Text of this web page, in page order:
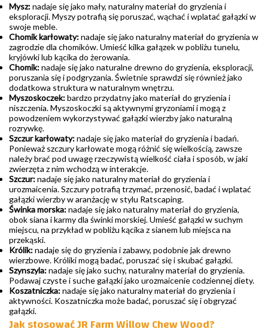
Mysz:nadaje się jako mały, naturalny materiał do gryzienia i
eksploracji. Myszy potrafią się poruszać, wąchać i wplatać gałązki w
swoje meble.
Chomik karłowaty:nadaje się jako naturalny materiał do gryzienia w
zagrodzie dla chomików. Umieść kilka gałązek w pobliżu tunelu,
kryjówki lub kącika do żerowania.
Chomik:nadaje się jako naturalne drewno do gryzienia, eksploracji,
poruszania się i podgryzania. Świetnie sprawdzi się również jako
dodatkowa struktura w naturalnym wnętrzu.
Myszoskoczek:bardzo przydatny jako materiał do gryzienia i
niszczenia. Myszoskoczki są aktywnymi gryzoniami i mogą z
powodzeniem wykorzystywać gałązki wierzby jako naturalną
rozrywkę.
Szczur karłowaty:nadaje się jako materiał do gryzienia i badań.
Ponieważ szczury karłowate mogą różnić się wielkością, zawsze
należy brać pod uwagę rzeczywistą wielkość ciała i sposób, w jaki
zwierzęta z nim wchodzą w interakcje.
Szczur:nadaje się jako naturalny materiał do gryzienia i
urozmaicenia. Szczury potrafią trzymać, przenosić, badać i wplatać
gałązki wierzby w aranżację w stylu Ratscaping.
Świnka morska:nadaje się jako naturalny materiał do gryzienia,
obok siana i karmy dla świnki morskiej. Umieść gałązki w suchym
miejscu, na przykład w pobliżu kącika z sianem lub miejsca na
przekąski.
Królik:nadaje się do gryzienia i zabawy, podobnie jak drewno
wierzbowe. Króliki mogą badać, poruszać się i skubać gałązki.
Szynszyla:nadaje się jako suchy, naturalny materiał do gryzienia.
Podawaj czyste i suche gałązki jako urozmaicenie codziennej diety.
Koszatniczka:nadaje się jako naturalny materiał do gryzienia i
aktywności. Koszatniczka może badać, poruszać się i obgryzać
gałązki.
Jak stosować JR Farm Willow Chew Wood?